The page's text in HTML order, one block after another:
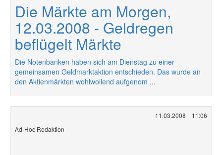
Die Märkte am Morgen,
12.03.2008 - Geldregen
beflügelt Märkte
Die Notenbanken haben sich am Dienstag zu einer
gemeinsamen Geldmarktaktion entschieden. Das wurde an
den Aktienmärkten wohlwollend aufgenom ...
11.03.2008
11:06
Ad-Hoc Redaktion